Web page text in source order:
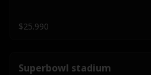
$25.990
Superbowl stadium